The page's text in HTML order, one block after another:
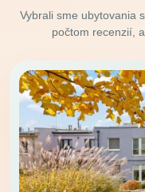
Vybrali sme ubytovania
počtom recenzií,